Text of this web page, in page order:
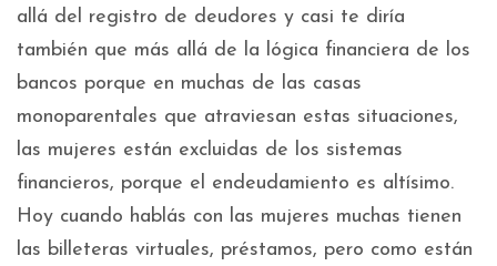
allá del registro de deudores y casi te diría
también que más allá de la lógica financiera de los
bancos porque en muchas de las casas
monoparentales que atraviesan estas situaciones,
las mujeres están excluidas de los sistemas
financieros, porque el endeudamiento es altísimo.
Hoy cuando hablás con las mujeres muchas tienen
las billeteras virtuales, préstamos, pero como están